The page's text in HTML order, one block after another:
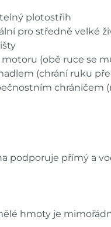
plotostřih
pro středně velké
(obě ruce se
(chrání ruku
chráničem
podporuje přímý a
hmoty je